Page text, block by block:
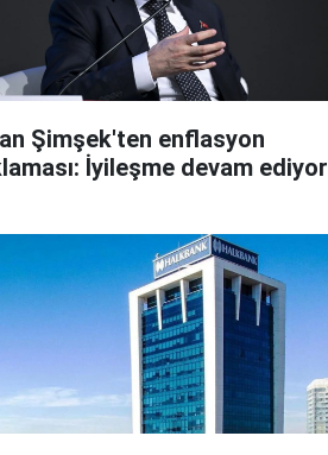
Şimşek'ten enflasyon
İyileşme devam ediyor